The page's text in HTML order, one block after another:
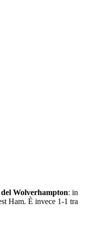
Wolverhampton: in
Ham. È invece 1-1 tra